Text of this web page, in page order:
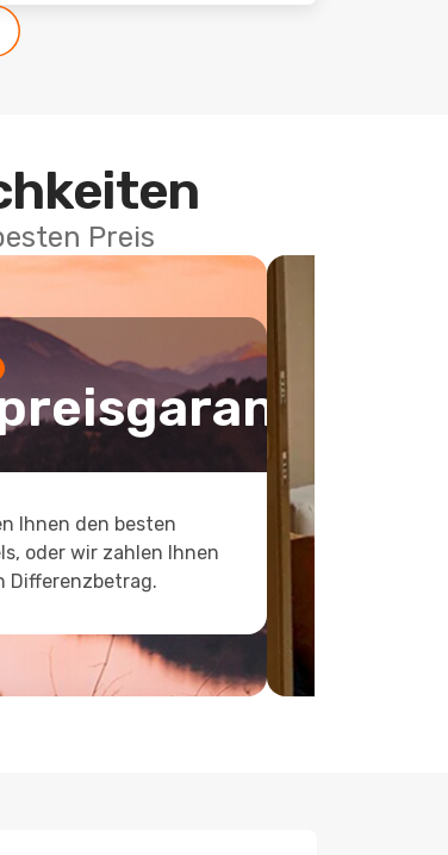
Preis
Ihnen den besten
oder wir zahlen Ihnen
Differenzbetrag.